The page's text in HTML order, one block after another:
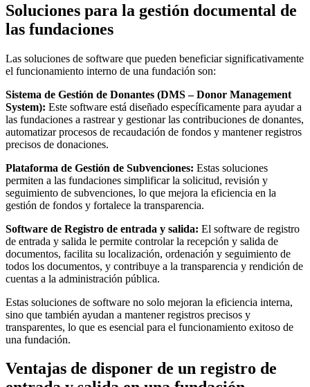
Soluciones para la gestión documental de
las fundaciones
Las soluciones de software que pueden beneficiar significativamente
el funcionamiento interno de una fundación son:
Sistema de Gestión de Donantes (DMS – Donor Management
System): Este software está diseñado específicamente para ayudar a
las fundaciones a rastrear y gestionar las contribuciones de donantes,
automatizar procesos de recaudación de fondos y mantener registros
precisos de donaciones.
Plataforma de Gestión de Subvenciones: Estas soluciones
permiten a las fundaciones simplificar la solicitud, revisión y
seguimiento de subvenciones, lo que mejora la eficiencia en la
gestión de fondos y fortalece la transparencia.
Software de Registro de entrada y salida: El software de registro
de entrada y salida le permite controlar la recepción y salida de
documentos, facilita su localización, ordenación y seguimiento de
todos los documentos, y contribuye a la transparencia y rendición de
cuentas a la administración pública.
Estas soluciones de software no solo mejoran la eficiencia interna,
sino que también ayudan a mantener registros precisos y
transparentes, lo que es esencial para el funcionamiento exitoso de
una fundación.
Ventajas de disponer de un registro de